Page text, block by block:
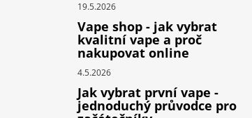
19.5.2026
Vape shop - jak vybrat
kvalitní vape a proč
nakupovat online
4.5.2026
Jak vybrat první vape -
jednoduchý průvodce pro